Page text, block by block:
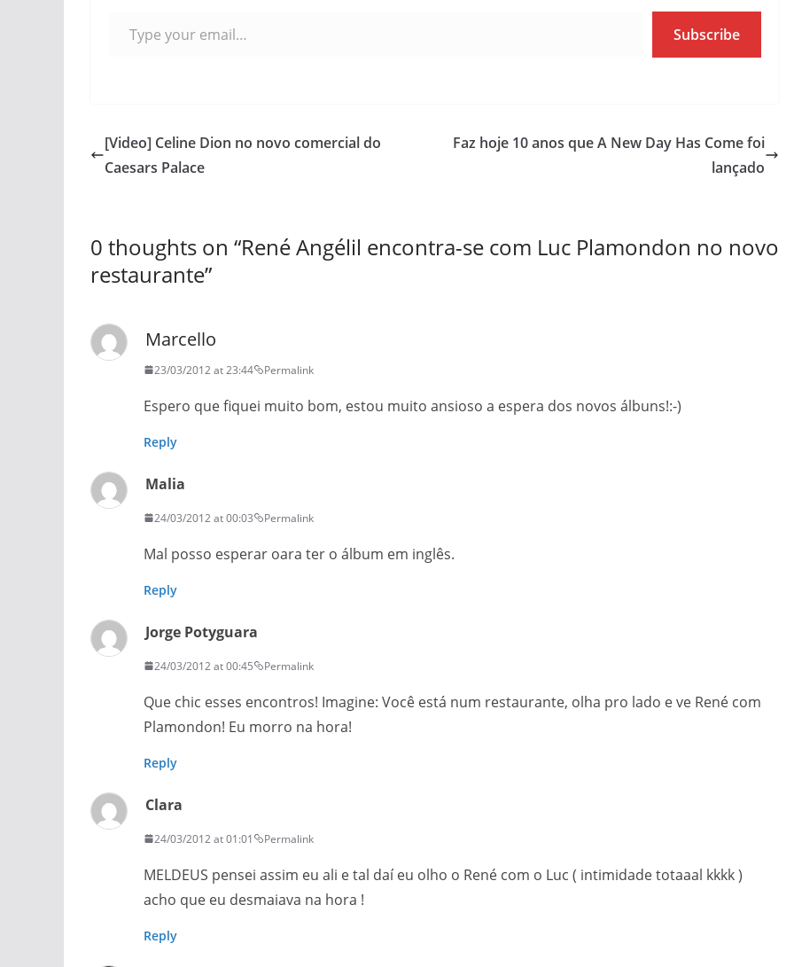
Subscribe
[Video] Celine Dion no novo comercial do
Caesars Palace
Faz hoje 10 anos que A New Day Has Come foi
lançado
0 thoughts on “René Angélil encontra-se com Luc Plamondon no novo
restaurante”
Marcello
23/03/2012 at 23:44 Permalink
Espero que fiquei muito bom, estou muito ansioso a espera dos novos álbuns!:-)
Reply
Malia
24/03/2012 at 00:03 Permalink
Mal posso esperar oara ter o álbum em inglês.
Reply
Jorge Potyguara
24/03/2012 at 00:45 Permalink
Que chic esses encontros! Imagine: Você está num restaurante, olha pro lado e ve René com
Plamondon! Eu morro na hora!
Reply
Clara
24/03/2012 at 01:01 Permalink
MELDEUS pensei assim eu ali e tal daí eu olho o René com o Luc ( intimidade totaaal kkkk )
acho que eu desmaiava na hora !
Reply